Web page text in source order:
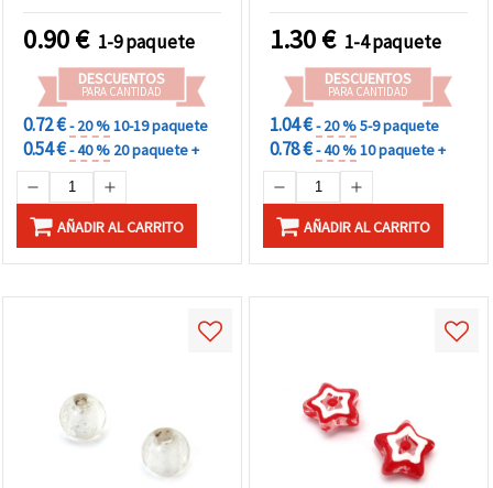
0.90€ 1-9 paquete
DESCUENTOS
PARA CANTIDAD
0.72 €- 20 %10-19 paquete
0.54 €- 40 % 20 paquete +
AÑADIR AL CARRITO
para bisutería, accesorios
y manualidades DIY – Pack
de 2
1.30€ 1-4 paquete
DESCUENTOS
PARA CANTIDAD
1.04 €- 20 %5-9 paquete
0.78 €- 40 %10 paquete +
AÑADIR AL CARRITO